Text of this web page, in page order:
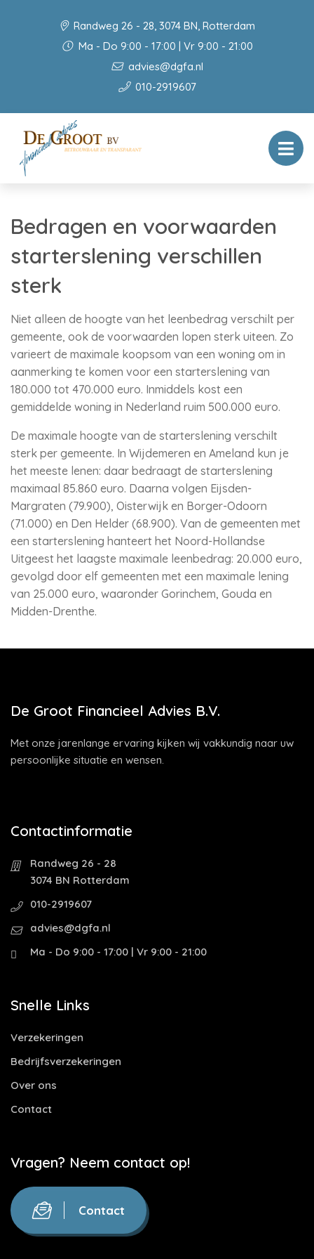
Randweg 26 - 28, 3074 BN, Rotterdam
Ma - Do 9:00 - 17:00 | Vr 9:00 - 21:00
advies@dgfa.nl
010-2919607
Bedragen en voorwaarden
starterslening verschillen
sterk
Niet alleen de hoogte van het leenbedrag verschilt per
gemeente, ook de voorwaarden lopen sterk uiteen. Zo
varieert de maximale koopsom van een woning om in
aanmerking te komen voor een starterslening van
180.000 tot 470.000 euro. Inmiddels kost een
gemiddelde woning in Nederland ruim 500.000 euro.
De maximale hoogte van de starterslening verschilt
sterk per gemeente. In Wijdemeren en Ameland kun je
het meeste lenen: daar bedraagt de starterslening
maximaal 85.860 euro. Daarna volgen Eijsden-
Margraten (79.900), Oisterwijk en Borger-Odoorn
(71.000) en Den Helder (68.900). Van de gemeenten met
een starterslening hanteert het Noord-Hollandse
Uitgeest het laagste maximale leenbedrag: 20.000 euro,
gevolgd door elf gemeenten met een maximale lening
van 25.000 euro, waaronder Gorinchem, Gouda en
Midden-Drenthe.
De Groot Financieel Advies B.V.
Met onze jarenlange ervaring kijken wij vakkundig naar uw
persoonlijke situatie en wensen.
Contactinformatie
Randweg 26 - 28
3074 BN Rotterdam
010-2919607
advies@dgfa.nl
Ma - Do 9:00 - 17:00 | Vr 9:00 - 21:00
Snelle Links
Verzekeringen
Bedrijfsverzekeringen
Over ons
Contact
Vragen? Neem contact op!
Contact